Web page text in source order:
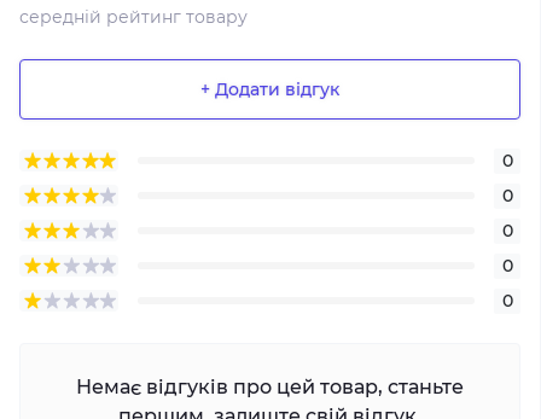
середній рейтинг товару
+ Додати відгук
0
0
0
0
0
Немає відгуків про цей товар, станьте